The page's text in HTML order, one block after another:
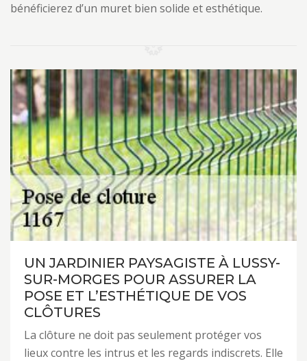
bénéficierez d’un muret bien solide et esthétique.
UN JARDINIER PAYSAGISTE À LUSSY-
SUR-MORGES POUR ASSURER LA
POSE ET L’ESTHÉTIQUE DE VOS
CLÔTURES
La clôture ne doit pas seulement protéger vos
lieux contre les intrus et les regards indiscrets. Elle